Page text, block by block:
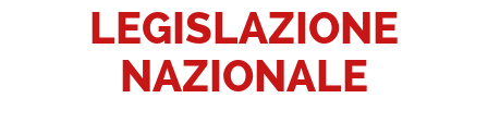
LEGISLAZIONE
NAZIONALE